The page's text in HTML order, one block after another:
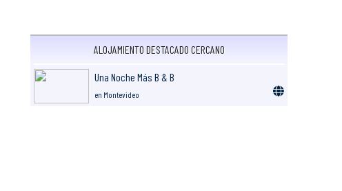
ALOJAMIENTO DESTACADO CERCANO
Una Noche Más B & B
en Montevideo